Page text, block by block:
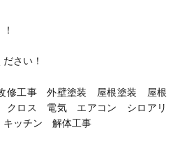
さい！
修工事 外壁塗装 屋根塗装 屋根
ロス 電気 エアコン シロアリ
ッチン 解体工事